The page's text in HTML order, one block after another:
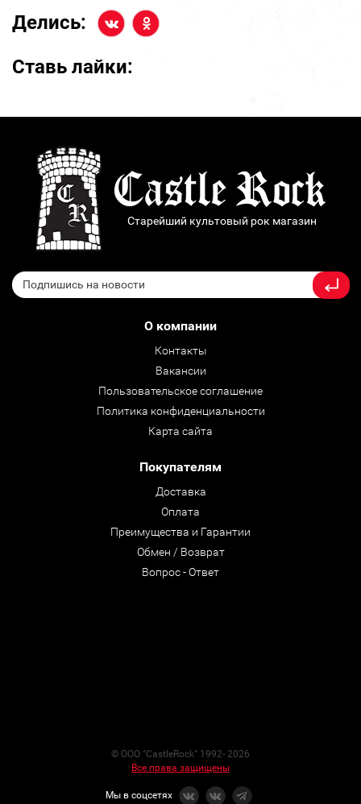
Делись:
Ставь лайки:
Старейший культовый рок магазин
О компании
Контакты
Вакансии
Пользовательское соглашение
Политика конфиденциальности
Карта сайта
Покупателям
Доставка
Оплата
Преимущества и Гарантии
Обмен / Возврат
Вопрос - Ответ
© ООО "CastleRock" 1992- 2026
Все права защищены
Мы в соцсетях